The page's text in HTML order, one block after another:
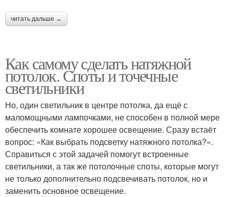
комнате
потолок
читать дальше →
Как самому сделать натяжной
потолок. Споты и точечные
светильники
Но, один светильник в центре потолка, да ещё с
маломощными лампочками, не способен в полной мере
обеспечить комнате хорошее освещение. Сразу встаёт
вопрос: «Как выбрать подсветку натяжного потолка?».
Справиться с этой задачей помогут встроенные
светильники, а так же потолочные споты, которые могут
не только дополнительно подсвечивать потолок, но и
заменить основное освещение.